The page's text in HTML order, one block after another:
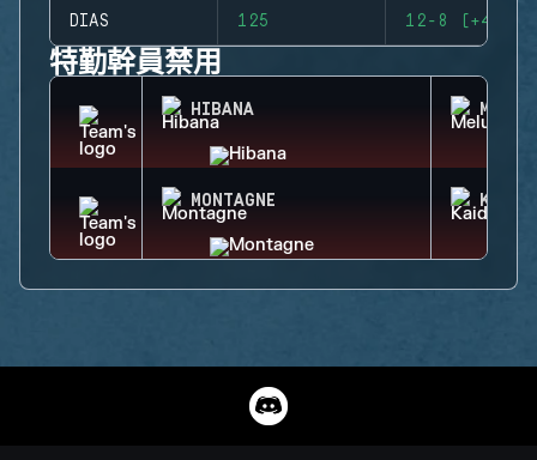
DIAS 125 12-8 (+4)
特勤幹員禁用
HIBANA
MONTAGNE KAID